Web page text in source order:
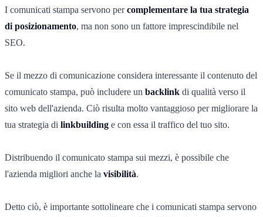
I comunicati stampa servono percomplementare la tua strategia
di posizionamento, ma non sono un fattore imprescindibile nel
SEO.
Se il mezzo di comunicazione considera interessante il contenuto del
comunicato stampa, può includere un backlink di qualità verso il
sito web dell'azienda. Ciò risulta molto vantaggioso per migliorare la
tua strategia di linkbuilding e con essa il traffico del tuo sito.
Distribuendo il comunicato stampa sui mezzi, è possibile che
l'azienda migliori anche la visibilità.
Detto ciò, è importante sottolineare che i comunicati stampa servono